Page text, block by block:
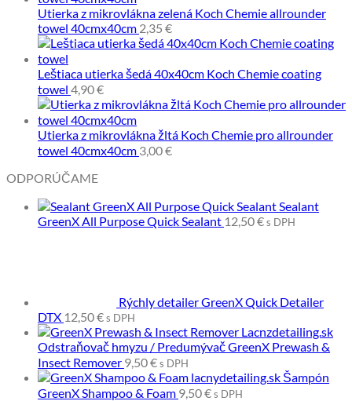
Utierka z mikrovlákna zelená Koch Chemie allrounder
towel 40cmx40cm 2,35 €
Leštiaca utierka šedá 40x40cm Koch Chemie coating
towel 4,90€
Utierka z mikrovlákna žltá Koch Chemie pro allrounder
towel 40cmx40cm 3,00€
ODPORÚČAME
Sealant
GreenX All Purpose Quick Sealant 12,50€s DPH
Rýchly detailer GreenX Quick Detailer
DTX 12,50€s DPH
Odstraňovač hmyzu / Predumývač GreenX Prewash &
Insect Remover 9,50€s DPH
Šampón
GreenX Shampoo & Foam 9,50€s DPH